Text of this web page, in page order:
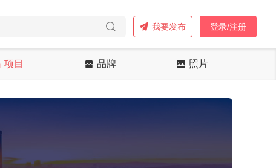
我要发布 登录/注册
项目 品牌 照片